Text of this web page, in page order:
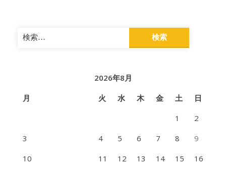
検
索:
2026年8月
月
火 水 木 金 土
日
1
2
3
4 5 6 7 8
9
10
11 12 13 14 15
16